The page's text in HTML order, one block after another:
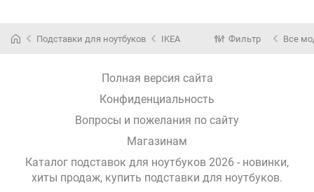
Подставки для ноутбуков IKEA Фильтр Все
Полная версия сайта
Конфиденциальность
Вопросы и пожелания по сайту
Магазинам
Каталог подставок для ноутбуков 2026 - новинки,
хиты продаж, купить подставки для ноутбуков.